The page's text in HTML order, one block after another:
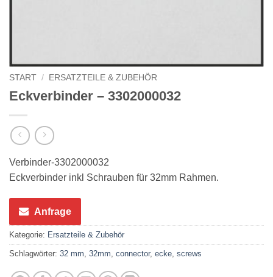
START / ERSATZTEILE & ZUBEHÖR
Eckverbinder – 3302000032
Verbinder-3302000032
Eckverbinder inkl Schrauben für 32mm Rahmen.
Anfrage
Kategorie: Ersatzteile & Zubehör
Schlagwörter: 32 mm, 32mm, connector, ecke, screws